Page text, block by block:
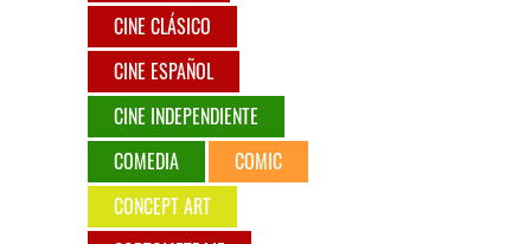
CINE CLÁSICO
CINE ESPAÑOL
CINE INDEPENDIENTE
COMEDIA
COMIC
CONCEPT ART